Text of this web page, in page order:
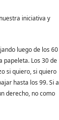
iniciativa y
luego de los 60
papeleta. Los 30 de
si quiero, si quiero
hasta los 99. Si a
derecho, no como